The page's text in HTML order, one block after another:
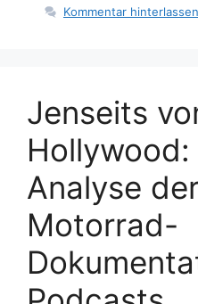
Kommentar hinterlassen
Jenseits
Hollywood:
Analyse
Motorrad-